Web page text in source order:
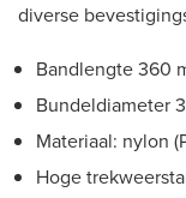
diverse
Bandlengte 360
Bundeldiameter 3
Materiaal: nylon
Hoge